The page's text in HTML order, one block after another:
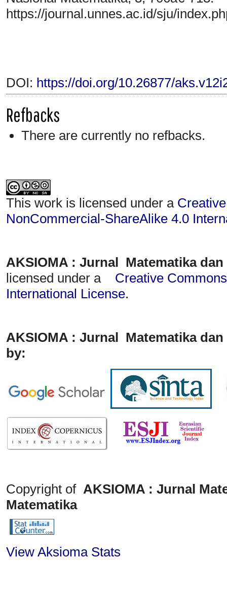
https://journal.unnes.ac.id/sju/
DOI: https://doi.org/10.26877/
Refbacks
There are currently no refbacks.
This work is licensed under a
NonCommercial-ShareAlike 4.0
AKSIOMA : Jurnal Matematika
licensed under a
Creative
International License.
AKSIOMA : Jurnal Matematika
by:
Copyright ofAKSIOMA : Jurnal
Matematika
View Aksioma Stats